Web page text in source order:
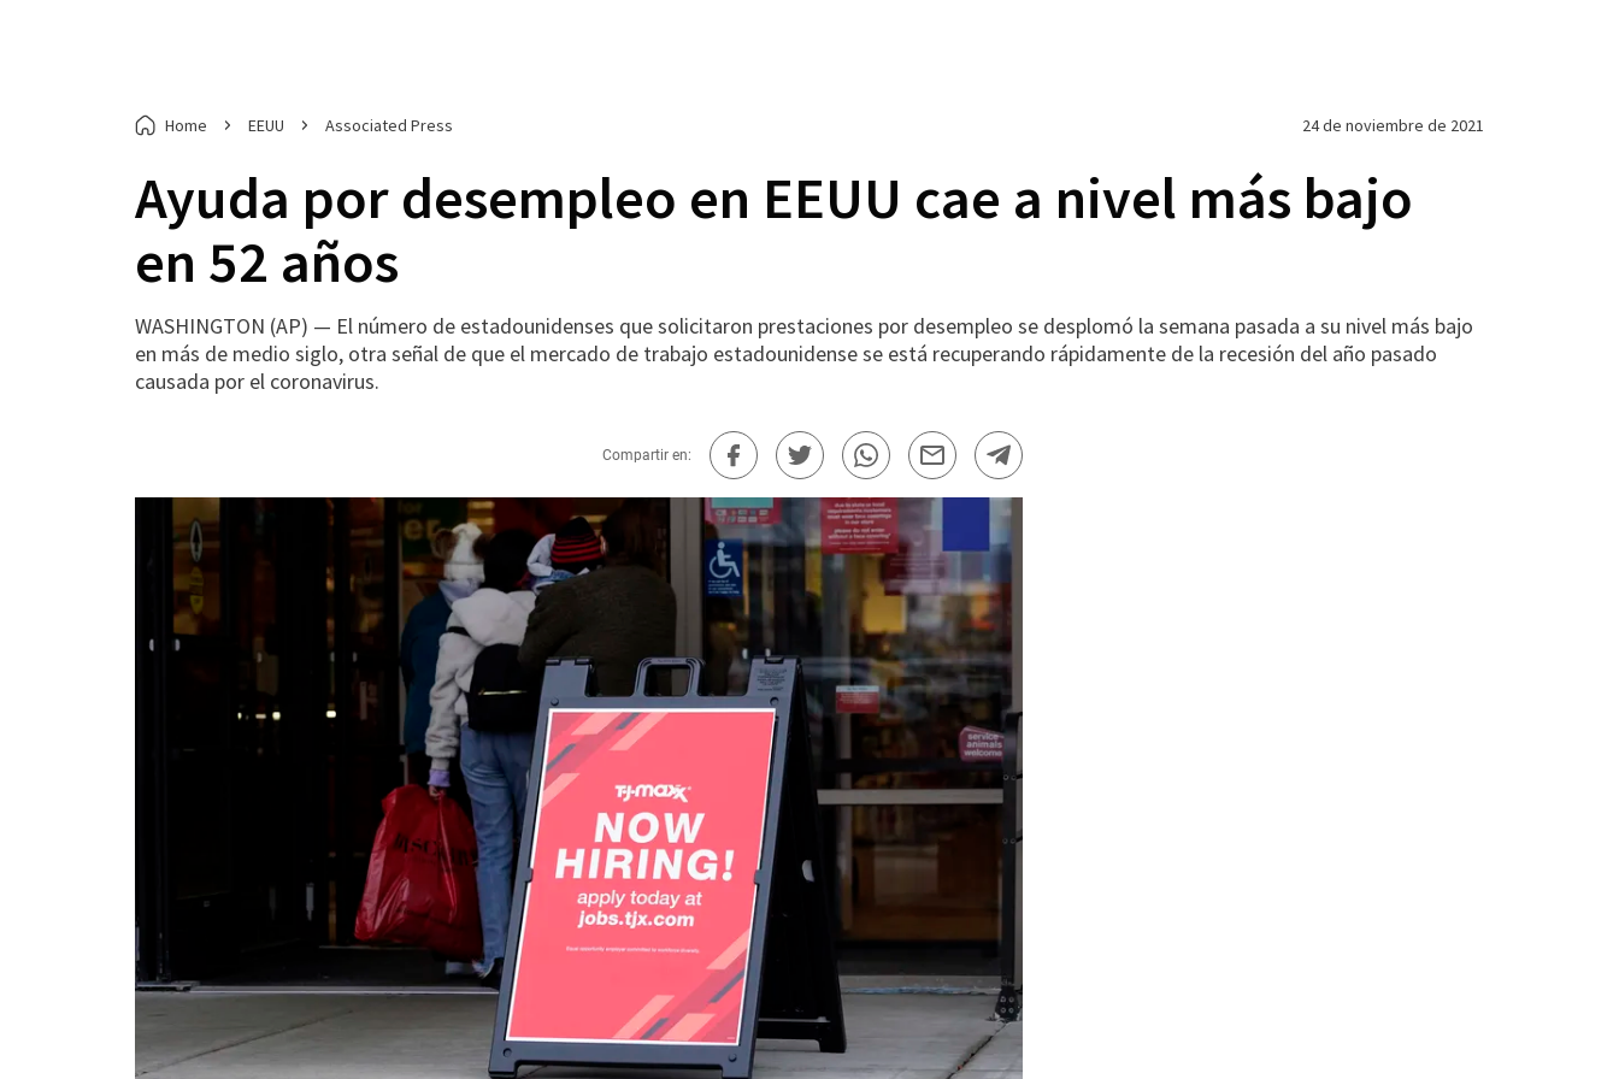
Home EEUU Associated Press 24 de noviembre de 2021
Ayuda por desempleo en EEUU cae a nivel más bajo
en 52 años
WASHINGTON (AP) — El número de estadounidenses que solicitaron prestaciones por desempleo se desplomó la semana pasada a su nivel más bajo
en más de medio siglo, otra señal de que el mercado de trabajo estadounidense se está recuperando rápidamente de la recesión del año pasado
causada por el coronavirus.
Compartir en: